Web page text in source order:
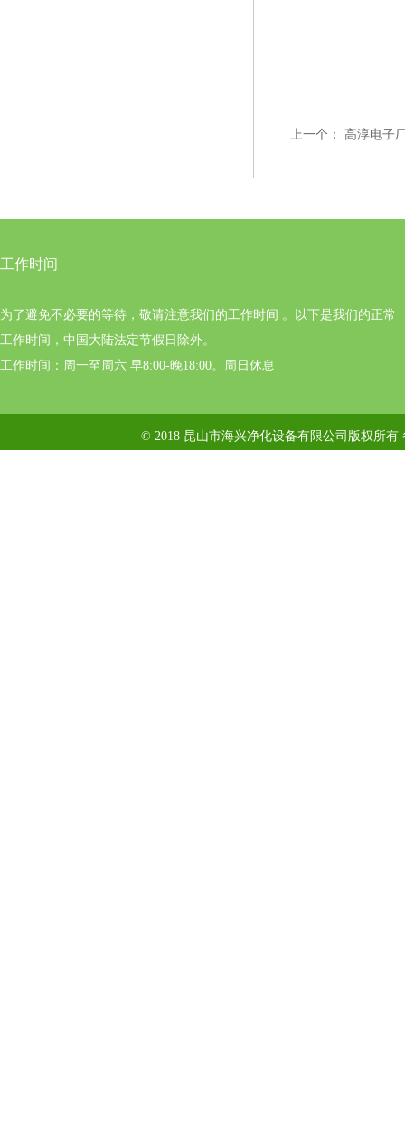
上一个： 高淳电子
工作时间
为了避免不必要的等待，敬请注意我们的工作时间 。以下是我们的正常
工作时间，中国大陆法定节假日除外。
工作时间：周一至周六 早8:00-晚18:00。周日休息
© 2018 昆山市海兴净化设备有限公司版权所有